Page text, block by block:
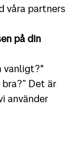
våra partners
på din
vanligt?"
Det är
använder